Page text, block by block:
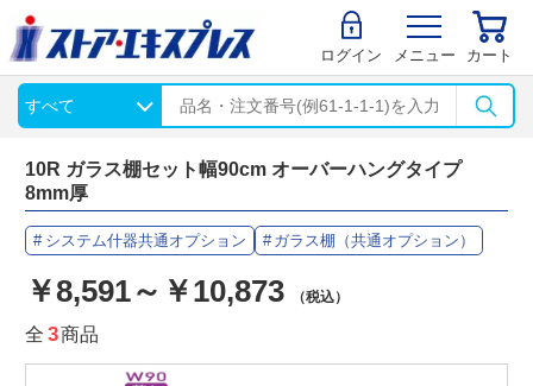
ログイン メニュー カート
10R ガラス棚セット幅90cm オーバーハングタイプ
8mm厚
システム什器共通オプション ガラス棚（共通オプション）
￥8,591～￥10,873 （税込）
全 3商品